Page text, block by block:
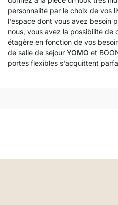
personnalité par le choix de vos
l'espace dont vous avez besoin
nous, vous avez la possibilité
étagère en fonction de vos
de salle de séjour YOMO et
portes flexibles s'acquittent